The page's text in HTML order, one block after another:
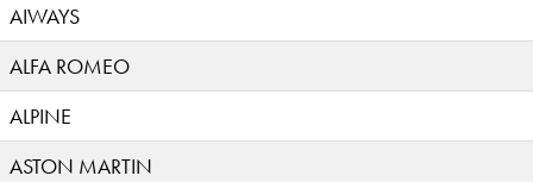
AIWAYS
ALFA ROMEO
ALPINE
ASTON MARTIN